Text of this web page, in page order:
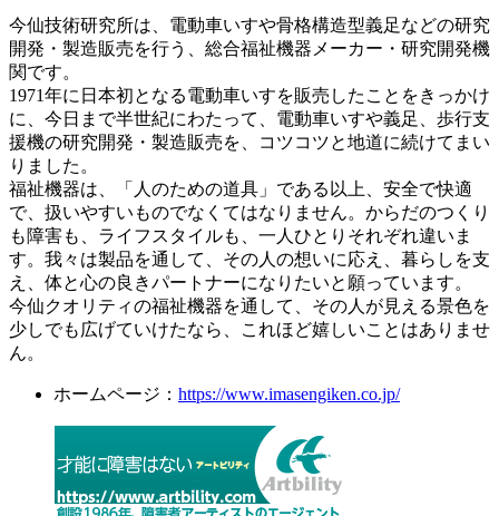
今仙技術研究所は、電動車いすや骨格構造型義足などの研究
開発・製造販売を行う、総合福祉機器メーカー・研究開発機
関です。
1971年に日本初となる電動車いすを販売したことをきっかけ
に、今日まで半世紀にわたって、電動車いすや義足、歩行支
援機の研究開発・製造販売を、コツコツと地道に続けてまい
りました。
福祉機器は、「人のための道具」である以上、安全で快適
で、扱いやすいものでなくてはなりません。からだのつくり
も障害も、ライフスタイルも、一人ひとりそれぞれ違いま
す。我々は製品を通して、その人の想いに応え、暮らしを支
え、体と心の良きパートナーになりたいと願っています。
今仙クオリティの福祉機器を通して、その人が見える景色を
少しでも広げていけたなら、これほど嬉しいことはありませ
ん。
ホームページ： https://www.imasengiken.co.jp/